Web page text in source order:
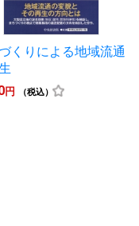
くりによる地域流通
円 （税込）